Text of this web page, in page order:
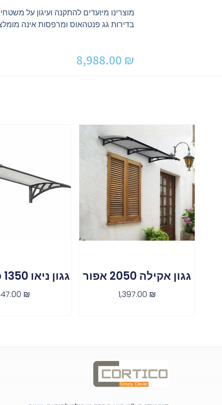
מוצרינו מיועדים להתקנה ועיגון על
בדירות גג פנטהאוס ומרפסות אינה
8,988.00 ₪
גגון אקילה 2050 אפור
1,397.00 ₪
גגון ניאו 1350 כפול דופן
₪